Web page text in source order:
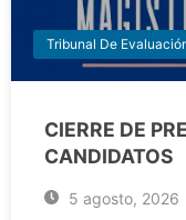
Tribunal De
CIERRE DE
CANDIDATOS
5 agosto, 2026